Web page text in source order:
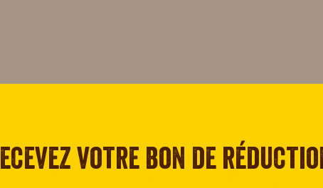
allez aussi
votre bon de